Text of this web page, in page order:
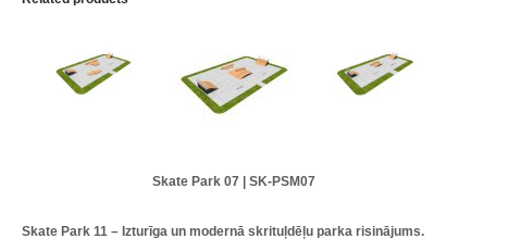
Skate Park 08 | SK-PSM08
Skate Park 11 – Izturīga un modernā skrituļdēļu parka risinājums.